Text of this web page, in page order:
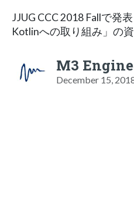
JJUG CCC 2018 Fallで発
Kotlinへの取り組み」の資
M3
December 15,